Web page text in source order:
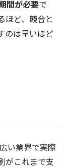
間が必要で
ほど、競合と
のは早いほど
い業界で実際
がこれまで支